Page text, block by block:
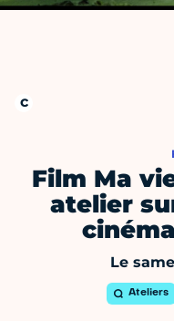
Film Ma
atelier
Le
Ateliers